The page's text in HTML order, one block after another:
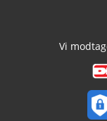
Vi